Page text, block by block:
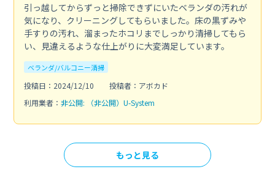
引っ越してからずっと掃除できずにいたベランダの汚れが
気になり、クリーニングしてもらいました。床の黒ずみや
手すりの汚れ、溜まったホコリまでしっかり清掃してもら
い、見違えるような仕上がりに大変満足しています。
ベランダ/バルコニー清掃
投稿日：2024/12/10
投稿者：アボカド
利用業者： 非公開: （非公開）U-System
もっと見る